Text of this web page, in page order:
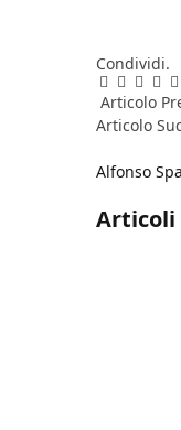
Condividi.
Facebook
Twitter
Articolo
Articolo
Alfonso
Articoli